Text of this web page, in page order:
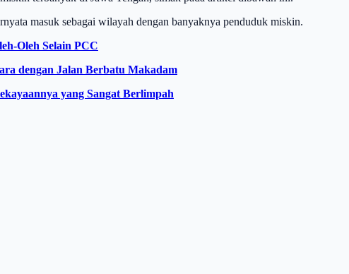
masuk sebagai wilayah dengan banyaknya penduduk miskin.
Oleh Selain PCC
dengan Jalan Berbatu Makadam
yang Sangat Berlimpah